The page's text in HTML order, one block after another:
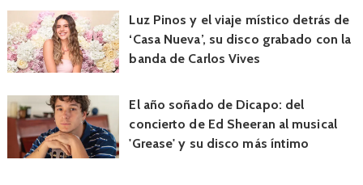
Luz Pinos y el viaje místico detrás de
‘Casa Nueva’, su disco grabado con la
banda de Carlos Vives
El año soñado de Dicapo: del
concierto de Ed Sheeran al musical
'Grease' y su disco más íntimo